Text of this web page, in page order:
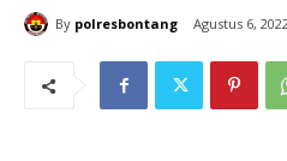
By polresbontang Agustus 6,